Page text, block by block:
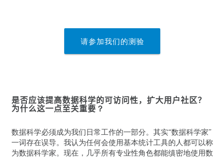
请参加我们的测验
是否应该提高数据科学的可访问性，扩大用户社区？
为什么这一点至关重要 ？
数据科学必须成为我们日常工作的一部分。其实“数据科学家”
一词存在误导。我认为任何会使用基本统计工具的人都可以称
为数据科学家。现在，几乎所有专业性角色都能缜密地使用数